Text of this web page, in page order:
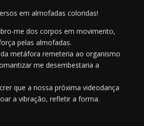
em almofadas coloridas!
me dos corpos em movimento,
pelas almofadas.
metáfora remeteria ao organismo
me desembestaria a
que a nossa próxima videodança
a vibração, refletir a forma.